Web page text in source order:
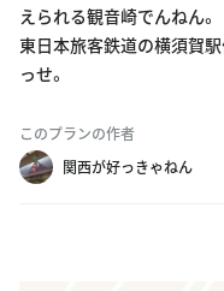
えられる観音崎でんねん。
東日本旅客鉄道の横須賀
っせ。
このプランの作者
関西が好っきゃねん